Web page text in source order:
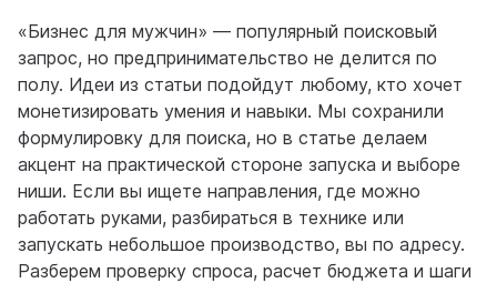
«Бизнес для мужчин» — популярный поисковый
запрос, но предпринимательство не делится по
полу. Идеи из статьи подойдут любому, кто хочет
монетизировать умения и навыки. Мы сохранили
формулировку для поиска, но в статье делаем
акцент на практической стороне запуска и выборе
ниши. Если вы ищете направления, где можно
работать руками, разбираться в технике или
запускать небольшое производство, вы по адресу.
Разберем проверку спроса, расчет бюджета и шаги